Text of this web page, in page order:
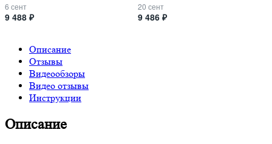
6 сент
9 488 ₽
20 сент
9 486 ₽
Описание
Отзывы
Видеообзоры
Видео отзывы
Инструкции
Описание